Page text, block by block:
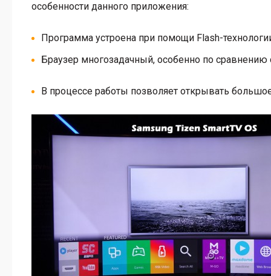
особенности данного приложения:
Программа устроена при помощи Flash-
Браузер многозадачный, особенно по сравнению
В процессе работы позволяет открывать